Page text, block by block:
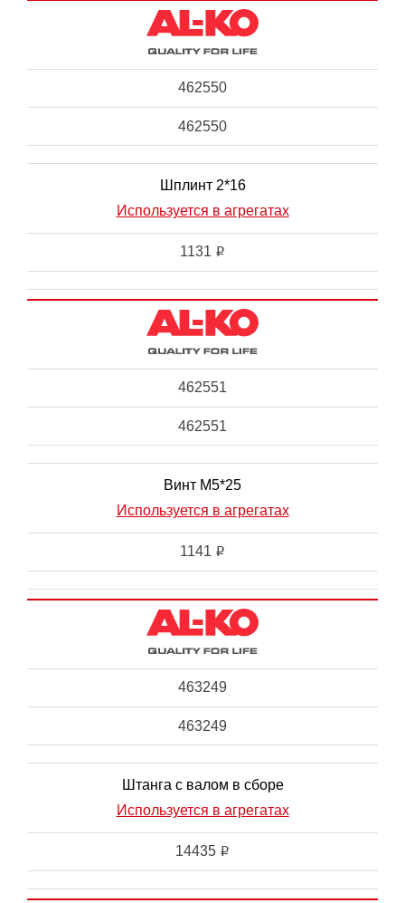
462550
462550
Шплинт 2*16
Используется в агрегатах
1131 i
462551
462551
Винт M5*25
Используется в агрегатах
1141 i
463249
463249
Штанга с валом в сборе
Используется в агрегатах
14435 i